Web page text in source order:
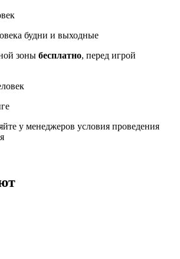
будни и выходные
зоны бесплатно, перед игрой
у менеджеров условия проведения